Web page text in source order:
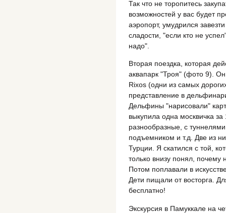
Так что не торопитесь
возможностей у вас будет
аэропорт, умудрился
сладости, "если кто не
надо".
Вторая поездка, которая
аквапарк "Троя" (фото 9). Он
Rixos (одни из самых
представление в
Дельфины "нарисовали"
выкупила одна москвичка
разнообразные, с
подъемником и т.д. Две из
Турции. Я скатился с той,
только внизу понял, почему
Потом поплавали в
Дети пищали от восторга.
бесплатно!
Экскурсия в Памуккале на